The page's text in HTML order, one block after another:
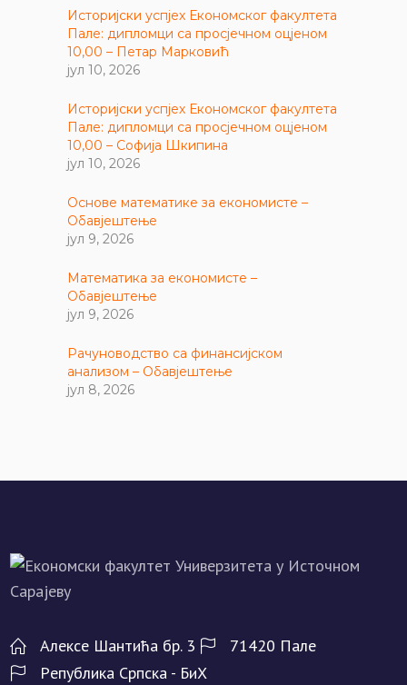
Историјски успјех Економског факултета
Пале: дипломци са просјечном оцјеном
10,00 – Петар Марковић
јул 10, 2026
Историјски успјех Економског факултета
Пале: дипломци са просјечном оцјеном
10,00 – Софија Шкипина
јул 10, 2026
Основе математике за економисте –
Обавјештење
јул 9, 2026
Математика за економисте –
Обавјештење
јул 9, 2026
Рачуноводство са финансијском
анализом – Обавјештење
јул 8, 2026
Алeксe Шантића бр. 3
71420 Палe
Рeпублика Српска - БиХ